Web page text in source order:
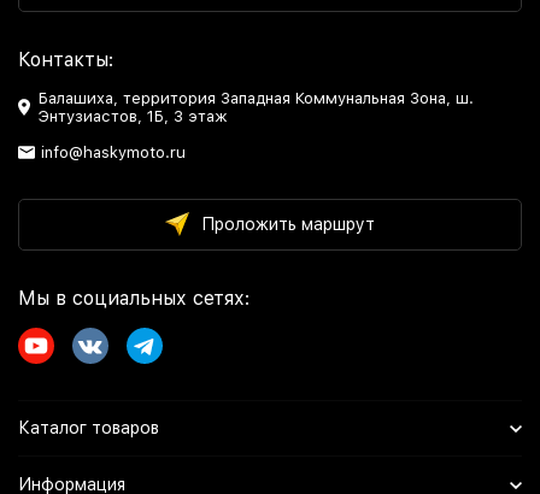
Контакты:
Балашиха, территория Западная Коммунальная Зона, ш.
Энтузиастов, 1Б, 3 этаж
info@haskymoto.ru
Проложить маршрут
Мы в социальных сетях:
Каталог товаров
Информация